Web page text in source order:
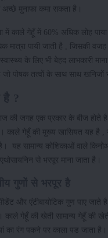
अच्छे मुनाफा कमा सकता है।
में काले गेहूँ में 60% अधिक लोह
मात्रा पायी जाती है , जिसकी
के लिए भी बेहद लाभकारी
जो पोषक तत्वों के साथ साथ खनिजों
की जगह एक प्रकार के बीज होते
काले गेहूँ की मुख्य खासियत यह है ,
यह सामान्य कोशिकाओं वाले
से भरपूर माना जाता है।
और एंटीबायोटिक गुण पाए जाते है
काले गेहूँ की खेती सामान्य गेहूँ की
का रंग पकने पर काला पड जाता